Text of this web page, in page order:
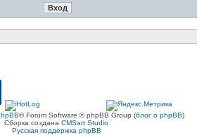
® Forum Software © phpBB Group (блог о phpBB)
Сборка создана CMSart Studio
Русская поддержка phpBB